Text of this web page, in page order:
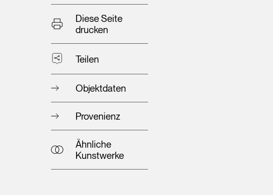
Diese Seite
drucken
Teilen
Objektdaten
Provenienz
Ähnliche
Kunstwerke